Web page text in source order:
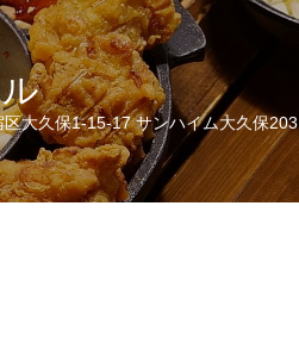
大久保1-15-17 サンハイム大久保203